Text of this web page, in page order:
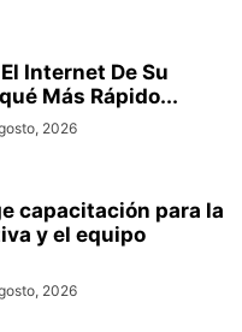
Internet De Su
Más Rápido...
2026
capacitación para la
y el equipo
2026